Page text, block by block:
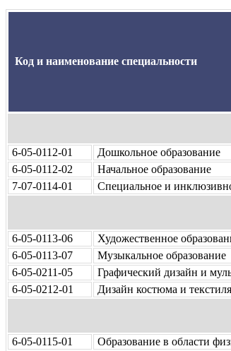
Код и наименование специальности
6-05-0112-01 Дошкольное образование
6-05-0112-02
Начальное образование
7-07-0114-01
Специальное и
6-05-0113-06 Художественное
6-05-0113-07
Музыкальное образование
6-05-0211-05
Графический дизайн и
6-05-0212-01
Дизайн костюма и текстиля
6-05-0115-01 Образование в области